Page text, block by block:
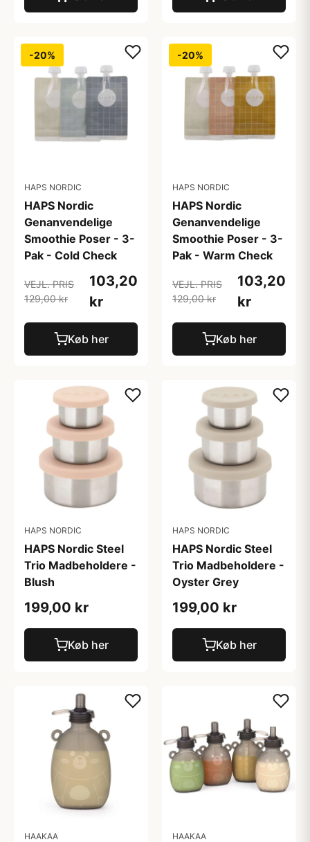
-20%
HAPS NORDIC
HAPS Nordic
Genanvendelige
Smoothie Poser - 3-
Pak - Cold Check
VEJL. PRIS
129,00 kr
103,20
kr
Køb her
-20%
HAPS NORDIC
HAPS Nordic
Genanvendelige
Smoothie Poser - 3-
Pak - Warm Check
VEJL. PRIS
129,00 kr
103,20
kr
Køb her
HAPS NORDIC
HAPS Nordic Steel
Trio Madbeholdere -
Blush
199,00 kr
Køb her
HAPS NORDIC
HAPS Nordic Steel
Trio Madbeholdere -
Oyster Grey
199,00 kr
Køb her
HAAKAA HAAKAA